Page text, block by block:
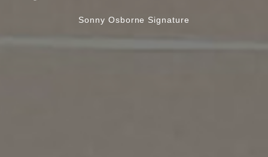
Sonny Osborne Signature